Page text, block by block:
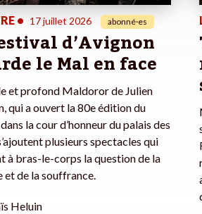
• 17 juillet 2026 abonné·es
d’Avignon
le Mal en face
et profond Maldoror de Julien
qui a ouvert la 80e édition du
la cour d’honneur du palais des
plusieurs spectacles qui
à bras-le-corps la question de la
et de la souffrance.
Heluin